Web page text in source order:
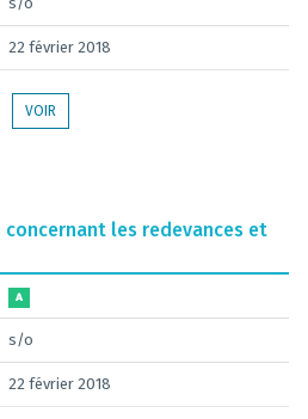
22 février 2018
VOIR
concernant les redevances et
A
s/o
22 février 2018